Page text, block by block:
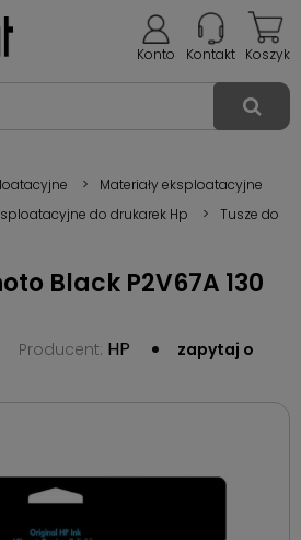
Koszyk
Kontakt
Konto
>
Materiały eksploatacyjne
do drukarek Hp >
Tusze do
Black P2V67A 130
Producent: HP
zapytaj o